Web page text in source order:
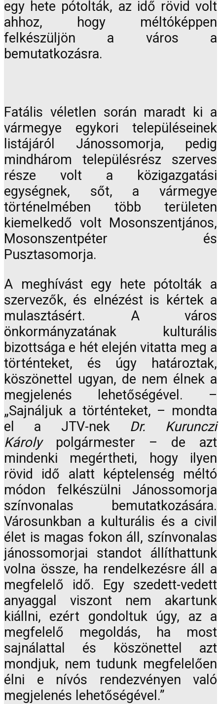
egy hete pótolták, az idő rövid volt
ahhoz, hogy méltóképpen
felkészüljön a város a
bemutatkozásra.
Fatális véletlen során maradt ki a
vármegye egykori településeinek
listájáról Jánossomorja, pedig
mindhárom településrész szerves
része volt a közigazgatási
egységnek, sőt, a vármegye
történelmében több területen
kiemelkedő volt Mosonszentjános,
Mosonszentpéter és
Pusztasomorja.
A meghívást egy hete pótolták a
szervezők, és elnézést is kértek a
mulasztásért. A város
önkormányzatának kulturális
bizottsága e hét elején vitatta meg a
történteket, és úgy határoztak,
köszönettel ugyan, de nem élnek a
megjelenés lehetőségével. –
„Sajnáljuk a történteket, – mondta
el a JTV-nek Dr. Kurunczi
Károly polgármester – de azt
mindenki megértheti, hogy ilyen
rövid idő alatt képtelenség méltó
módon felkészülni Jánossomorja
színvonalas bemutatkozására.
Városunkban a kulturális és a civil
élet is magas fokon áll, színvonalas
jánossomorjai standot állíthattunk
volna össze, ha rendelkezésre áll a
megfelelő idő. Egy szedett-vedett
anyaggal viszont nem akartunk
kiállni, ezért gondoltuk úgy, az a
megfelelő megoldás, ha most
sajnálattal és köszönettel azt
mondjuk, nem tudunk megfelelően
élni e nívós rendezvényen való
megjelenés lehetőségével.”